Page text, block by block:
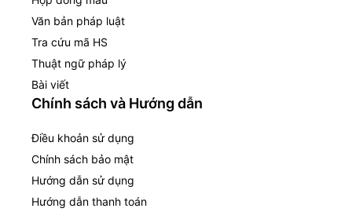
Văn bản pháp luật
Tra cứu mã HS
Thuật ngữ pháp lý
Bài viết
Chính sách và Hướng dẫn
Điều khoản sử dụng
Chính sách bảo mật
Hướng dẫn sử dụng
Hướng dẫn thanh toán